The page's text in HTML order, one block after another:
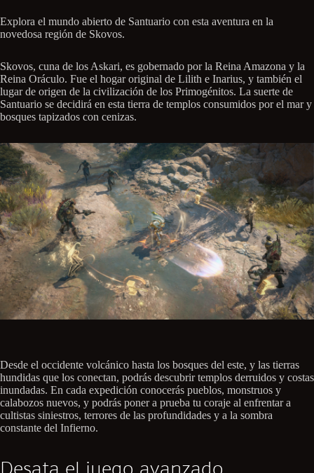
Explora el mundo abierto de Santuario con esta aventura en la
novedosa región de Skovos.
Skovos, cuna de los Askari, es gobernado por la Reina Amazona y la
Reina Oráculo. Fue el hogar original de Lilith e Inarius, y también el
lugar de origen de la civilización de los Primogénitos. La suerte de
Santuario se decidirá en esta tierra de templos consumidos por el mar y
bosques tapizados con cenizas.
Desde el occidente volcánico hasta los bosques del este, y las tierras
hundidas que los conectan, podrás descubrir templos derruidos y costas
inundadas. En cada expedición conocerás pueblos, monstruos y
calabozos nuevos, y podrás poner a prueba tu coraje al enfrentar a
cultistas siniestros, terrores de las profundidades y a la sombra
constante del Infierno.
Desata el juego avanzado